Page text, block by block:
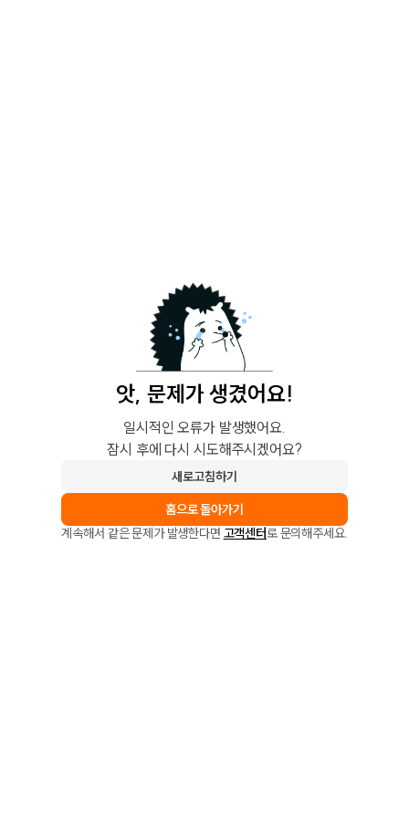
앗, 문제가 생겼어요!
일시적인 오류가 발생했어요.
잠시 후에 다시 시도해주시겠어요?
새로고침하기
홈으로 돌아가기
계속해서 같은 문제가 발생한다면 고객센터로 문의해주세요.